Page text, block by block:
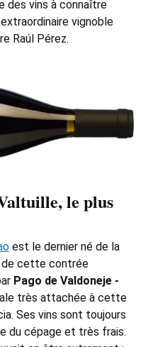
des vins à connaître
vignoble
Raúl Pérez.
, le plus
est le dernier né de la
de cette contrée
Pago de Valdoneje -
très attachée à cette
Ses vins sont toujours
du cépage et très frais.